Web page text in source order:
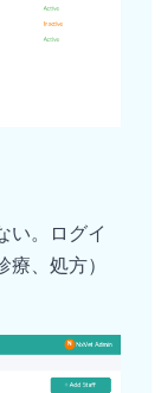
い。ログイ
、処方）